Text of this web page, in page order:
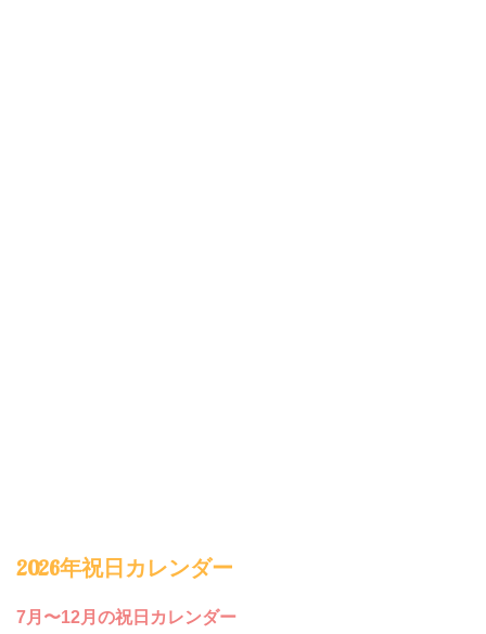
2026年祝日カレンダー
7月〜12月の祝日カレンダー